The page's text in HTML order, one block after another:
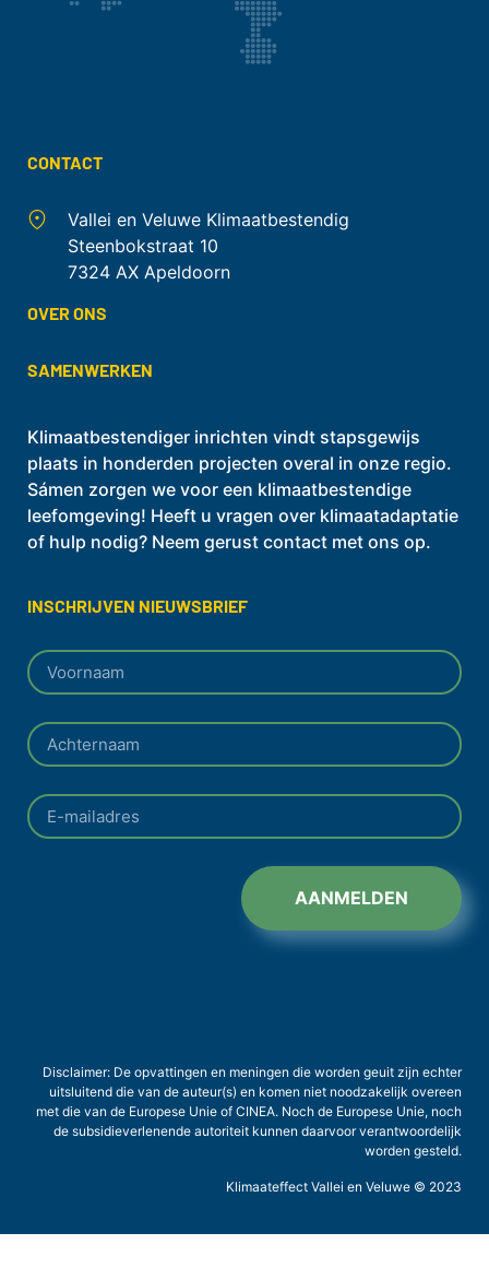
CONTACT
Vallei en Veluwe Klimaatbestendig
Steenbokstraat 10
7324 AX Apeldoorn
OVER ONS
SAMENWERKEN
Klimaatbestendiger inrichten vindt stapsgewijs
plaats in honderden projecten overal in onze regio.
Sámen zorgen we voor een klimaatbestendige
leefomgeving! Heeft u vragen over klimaatadaptatie
of hulp nodig? Neem gerust contact met ons op.
INSCHRIJVEN NIEUWSBRIEF
AANMELDEN
Disclaimer: De opvattingen en meningen die worden geuit zijn echter
uitsluitend die van de auteur(s) en komen niet noodzakelijk overeen
met die van de Europese Unie of CINEA. Noch de Europese Unie, noch
de subsidieverlenende autoriteit kunnen daarvoor verantwoordelijk
worden gesteld.
Klimaateffect Vallei en Veluwe © 2023